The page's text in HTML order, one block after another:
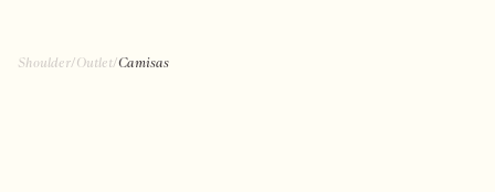
Shoulder/Outlet/Camisas